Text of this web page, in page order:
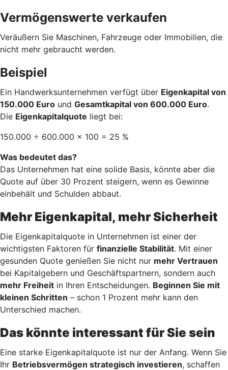
Vermögenswerte verkaufen
Veräußern Sie Maschinen, Fahrzeuge oder Immobilien, die
nicht mehr gebraucht werden.
Beispiel
Ein Handwerksunternehmen verfügt über Eigenkapital von
150.000 Euro und Gesamtkapital von 600.000 Euro.
Die Eigenkapitalquote liegt bei:
150.000 ÷ 600.000 × 100 = 25 %
Was bedeutet das?
Das Unternehmen hat eine solide Basis, könnte aber die
Quote auf über 30 Prozent steigern, wenn es Gewinne
einbehält und Schulden abbaut.
Mehr Eigenkapital, mehr Sicherheit
Die Eigenkapitalquote in Unternehmen ist einer der
wichtigsten Faktoren für finanzielle Stabilität. Mit einer
gesunden Quote genießen Sie nicht nur mehr Vertrauen
bei Kapitalgebern und Geschäftspartnern, sondern auch
mehr Freiheit in Ihren Entscheidungen. Beginnen Sie mit
kleinen Schritten – schon 1 Prozent mehr kann den
Unterschied machen.
Das könnte interessant für Sie sein
Eine starke Eigenkapitalquote ist nur der Anfang. Wenn Sie
Ihr Betriebsvermögen strategisch investieren, schaffen